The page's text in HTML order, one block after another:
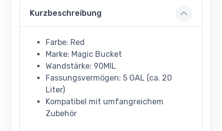
Kurzbeschreibung
Farbe: Red
Marke: Magic Bucket
Wandstärke: 90MIL
Fassungsvermögen: 5 GAL (ca. 20
Liter)
Kompatibel mit umfangreichem
Zubehör